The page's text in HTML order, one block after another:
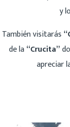
y
También visitarás
de la“Crucita”
apreciar